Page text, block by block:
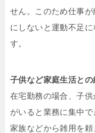
せん。このため仕事
にしないと運動不足
す。
子供など家庭生活と
在宅勤務の場合、子
がいると業務に集中で
家族などから雑用を